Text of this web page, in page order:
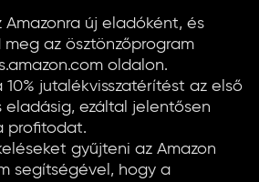
Amazonra új eladóként, és
meg az ösztönzőprogram
oldalon.
10% jutalékvisszatérítést az első
eladásig, ezáltal jelentősen
profitodat.
gyűjteni az Amazon
segítségével, hogy a